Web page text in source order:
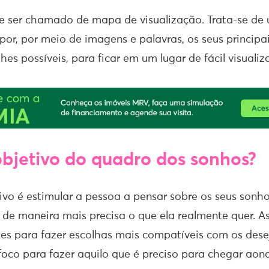
ser chamado de mapa de visualização. Trata-se de
por meio de imagens e palavras, os seus
possíveis, para ficar em um lugar de fácil
do quadro dos sonhos?
é estimular a pessoa a pensar sobre os seus
maneira mais precisa o que ela realmente quer.
para fazer escolhas mais compatíveis com os
para fazer aquilo que é preciso para chegar